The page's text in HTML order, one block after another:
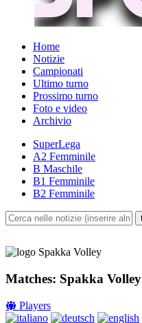
Home
Notizie
Campionati
Ultimo turno
Prossimo turno
Foto e video
Archivio
SuperLega
A2 Femminile
B Maschile
B1 Femminile
B2 Femminile
Matches: Spakka Volley
Players